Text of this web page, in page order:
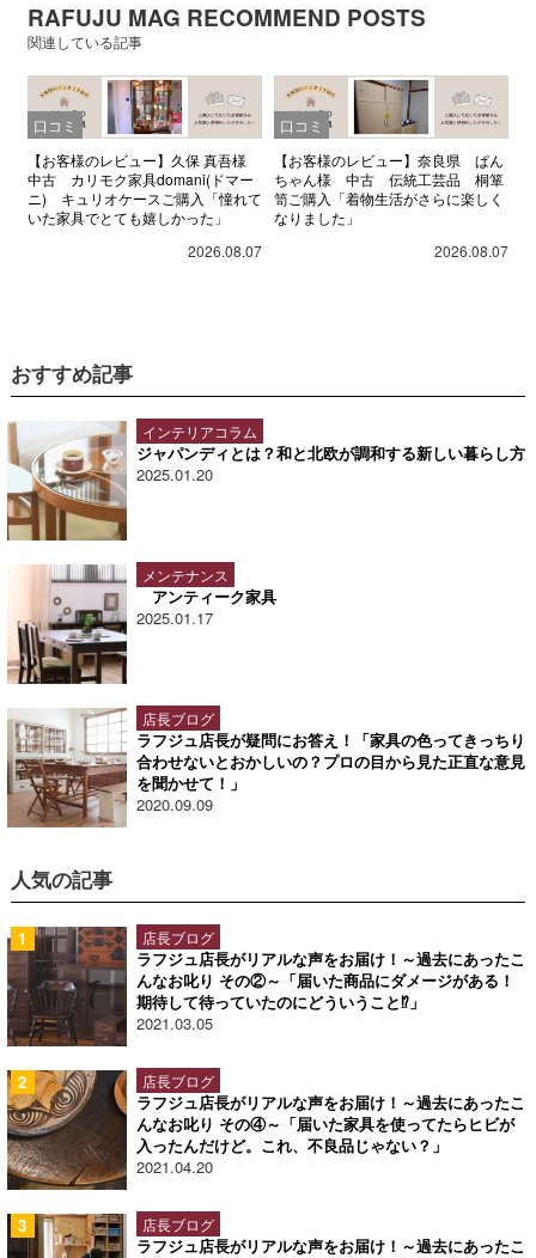
RAFUJU MAG RECOMMEND POSTS
関連している記事
口コミ
【お客様のレビュー】久保 真吾様
中古 カリモク家具domani(ドマー
ニ) キュリオケースご購入「憧れて
いた家具でとても嬉しかった」
2026.08.07
口コミ
【お客様のレビュー】奈良県 ぱん
ちゃん様 中古 伝統工芸品 桐箪
笥ご購入「着物生活がさらに楽しく
なりました」
2026.08.07
おすすめ記事
インテリアコラム
ジャパンディとは？和と北欧が調和する新しい暮らし方
2025.01.20
メンテナンス
アンティーク家具
2025.01.17
店長ブログ
ラフジュ店長が疑問にお答え！「家具の色ってきっちり
合わせないとおかしいの？プロの目から見た正直な意見
を聞かせて！」
2020.09.09
人気の記事
店長ブログ
ラフジュ店長がリアルな声をお届け！～過去にあったこ
んなお叱り その②～「届いた商品にダメージがある！
期待して待っていたのにどういうこと⁉」
2021.03.05
店長ブログ
ラフジュ店長がリアルな声をお届け！～過去にあったこ
んなお叱り その④～「届いた家具を使ってたらヒビが
入ったんだけど。これ、不良品じゃない？」
2021.04.20
店長ブログ
ラフジュ店長がリアルな声をお届け！～過去にあったこ